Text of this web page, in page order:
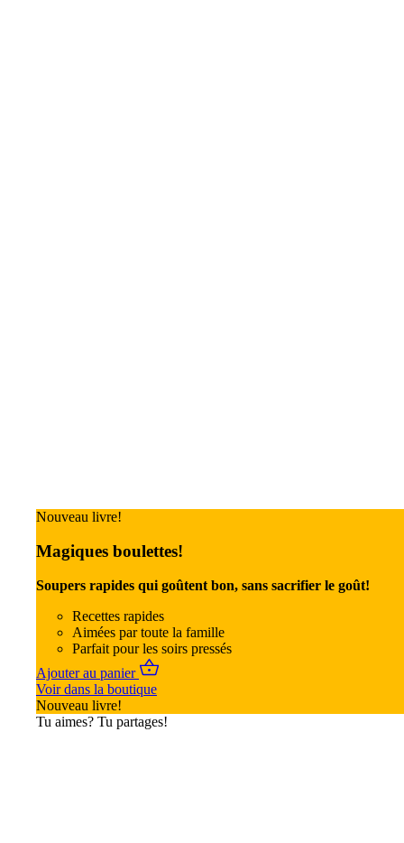
Nouveau livre!
Magiques boulettes!
Soupers rapides qui goûtent bon, sans sacrifier le goût!
Recettes rapides
Aimées par toute la famille
Parfait pour les soirs pressés
Ajouter au panier
Voir dans la boutique
Nouveau livre!
Tu aimes? Tu partages!